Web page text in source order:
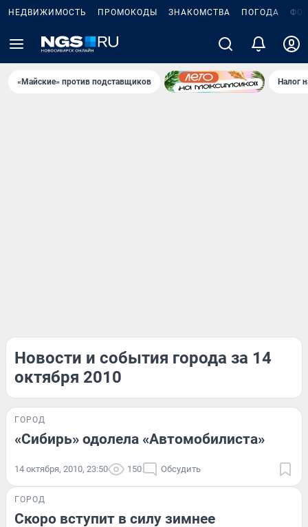
НЕДВИЖИМОСТЬ ПРОМОКОДЫ ЗНАКОМСТВА ПОГОДА
«Майские» против подставщиков Налог
Новости и события города за 14
октября 2010
ГОРОД
«Сибирь» одолела «Автомобилиста»
14 октября, 2010, 23:50 150 Обсудить
ГОРОД
Скоро вступит в силу зимнее